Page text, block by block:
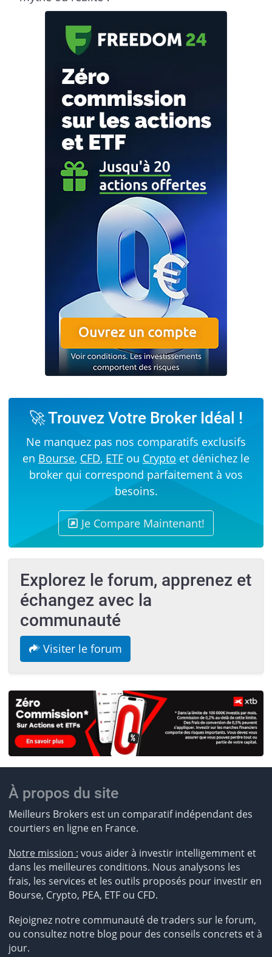
🚀 Trouvez Votre Broker Idéal !
Ne manquez pas nos comparatifs exclusifs
en Bourse, CFD, ETF ou Crypto et dénichez le
broker qui correspond parfaitement à vos
besoins.
Je Compare Maintenant!
Explorez le forum, apprenez et
échangez avec la
communauté
Visiter le forum
À propos du site
Meilleurs Brokers est un comparatif indépendant des
courtiers en ligne en France.
Notre mission : vous aider à investir intelligemment et
dans les meilleures conditions. Nous analysons les
frais, les services et les outils proposés pour investir en
Bourse, Crypto, PEA, ETF ou CFD.
Rejoignez notre communauté de traders sur le forum,
ou consultez notre blog pour des conseils concrets et à
jour.